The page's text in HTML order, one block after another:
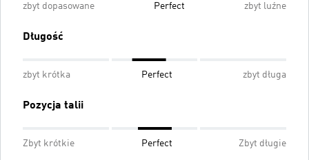
zbyt dopasowane Perfect zbyt luźne
Długość
zbyt krótka Perfect zbyt długa
Pozycja talii
Zbyt krótkie Perfect Zbyt długie